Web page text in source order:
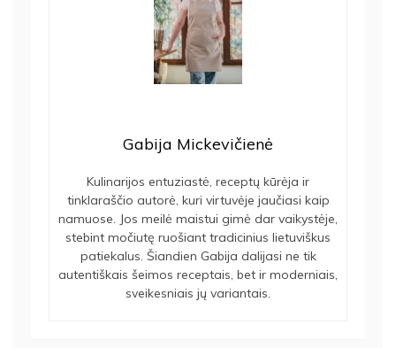
Gabija Mickevičienė
Kulinarijos entuziastė, receptų kūrėja ir
tinklaraščio autorė, kuri virtuvėje jaučiasi kaip
namuose. Jos meilė maistui gimė dar vaikystėje,
stebint močiutę ruošiant tradicinius lietuviškus
patiekalus. Šiandien Gabija dalijasi ne tik
autentiškais šeimos receptais, bet ir moderniais,
sveikesniais jų variantais.